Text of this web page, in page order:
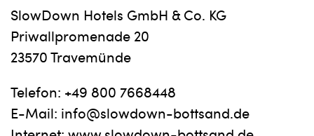
SlowDown Hotels GmbH & Co. KG
Priwallpromenade 20
23570 Travemünde
Telefon: +49 800 7668448
E-Mail: info@slowdown-bottsand.de